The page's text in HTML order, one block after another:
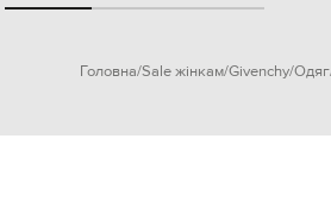
Головна Sale жінкам Givenchy Одяг